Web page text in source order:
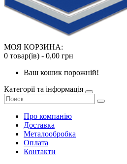
МОЯ КОРЗИНА:
0 товар(ів) - 0,00 грн
Ваш кошик порожній!
Категорії та інформація
Про компанію
Доставка
Металообробка
Оплата
Контакти